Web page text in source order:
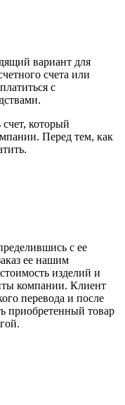
вариант для
счета или
с
который
Перед тем, как
с ее
ее нашим
изделий и
компании. Клиент
перевода и после
приобретенный товар